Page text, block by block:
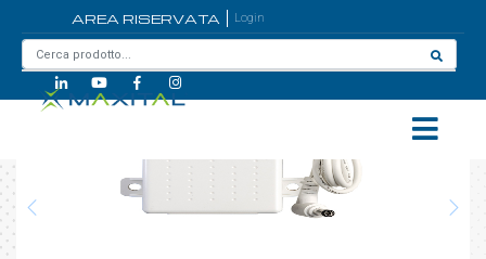
AREA RISERVATA Login